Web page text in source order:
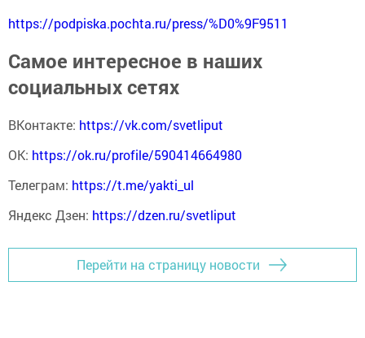
https://podpiska.pochta.ru/press/%D0%9F9511
Самое интересное в наших
социальных сетях
ВКонтакте: https://vk.com/svetliput
ОК: https://ok.ru/profile/590414664980
Телеграм: https://t.me/yakti_ul
Яндекс Дзен: https://dzen.ru/svetliput
Перейти на страницу новости